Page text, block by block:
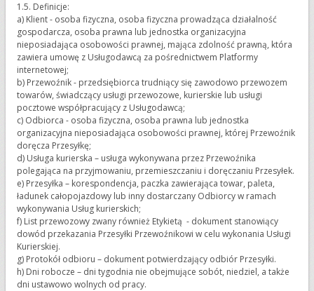
1.5. Definicje:
a) Klient - osoba fizyczna, osoba fizyczna prowadząca działalność
gospodarcza, osoba prawna lub jednostka organizacyjna
nieposiadająca osobowości prawnej, mająca zdolność prawną, która
zawiera umowę z Usługodawcą za pośrednictwem Platformy
internetowej;
b) Przewoźnik - przedsiębiorca trudniący się zawodowo przewozem
towarów, świadczący usługi przewozowe, kurierskie lub usługi
pocztowe współpracujący z Usługodawcą;
c) Odbiorca - osoba fizyczna, osoba prawna lub jednostka
organizacyjna nieposiadająca osobowości prawnej, której Przewoźnik
doręcza Przesyłkę;
d) Usługa kurierska – usługa wykonywana przez Przewoźnika
polegająca na przyjmowaniu, przemieszczaniu i doręczaniu Przesyłek.
e) Przesyłka – korespondencja, paczka zawierająca towar, paleta,
ładunek całopojazdowy lub inny dostarczany Odbiorcy w ramach
wykonywania Usług kurierskich;
f) List przewozowy zwany również Etykietą - dokument stanowiący
dowód przekazania Przesyłki Przewoźnikowi w celu wykonania Usługi
Kurierskiej.
g) Protokół odbioru – dokument potwierdzający odbiór Przesyłki.
h) Dni robocze – dni tygodnia nie obejmujące sobót, niedziel, a także
dni ustawowo wolnych od pracy.